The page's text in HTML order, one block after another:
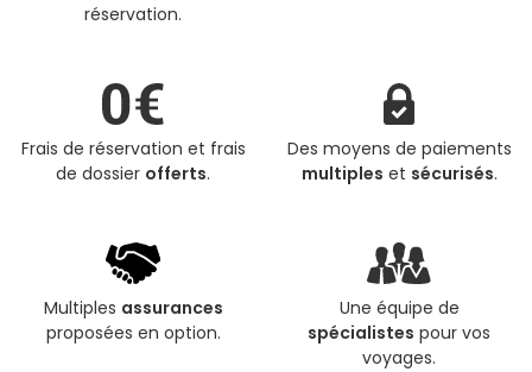
réservation.
Frais de réservation et frais
de dossier offerts.
Des moyens de paiements
multiples et sécurisés.
Multiples assurances
proposées en option.
Une équipe de
spécialistes pour vos
voyages.